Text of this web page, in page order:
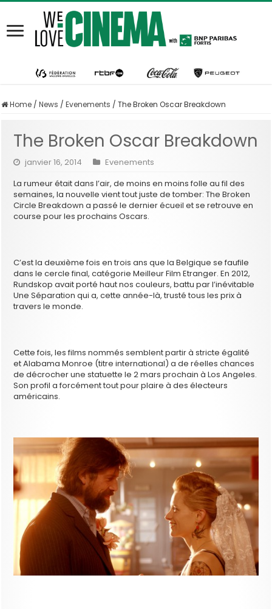
Home / News / Evenements / The Broken Oscar Breakdown
The Broken Oscar Breakdown
janvier 16, 2014
Evenements
La rumeur était dans l’air, de moins en moins folle au fil des
semaines, la nouvelle vient tout juste de tomber: The Broken
Circle Breakdown a passé le dernier écueil et se retrouve en
course pour les prochains Oscars.
C’est la deuxième fois en trois ans que la Belgique se faufile
dans le cercle final, catégorie Meilleur Film Etranger. En 2012,
Rundskop avait porté haut nos couleurs, battu par l’inévitable
Une Séparation qui a, cette année-là, trusté tous les prix à
travers le monde.
Cette fois, les films nommés semblent partir à stricte égalité
et Alabama Monroe (titre international) a de réelles chances
de décrocher une statuette le 2 mars prochain à Los Angeles.
Son profil a forcément tout pour plaire à des électeurs
américains.